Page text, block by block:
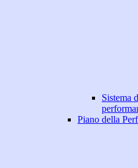
Sistema
Piano della